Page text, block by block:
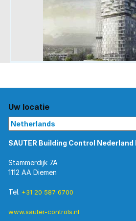
Uw locatie
SAUTER Building Control Nederland
Stammerdijk 7A
1112 AA Diemen
Tel. +31 20 587 6700
www.sauter-controls.nl